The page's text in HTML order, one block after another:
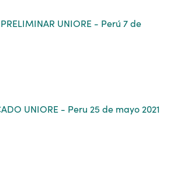
UNIORE - Perú 7 de
UNIORE - Peru 25 de mayo 2021